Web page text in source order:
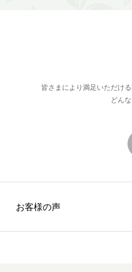
皆さまにより満足いただけ
どん
お客様の声